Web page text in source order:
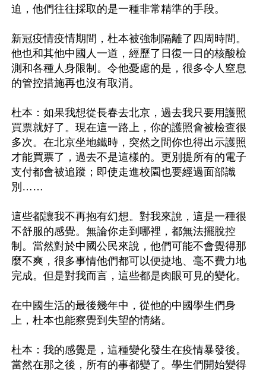
迫，他們往往採取的是一種非常精準的手段。
新冠疫情疫情期間，杜本被強制隔離了四周時間。
他也和其他中國人一道，經歷了日復一日的核酸檢
測和各種人身限制。令他憂慮的是，很多令人窒息
的管控措施再也沒有取消。
杜本：如果我想從長春去北京，過去我只要用護照
買票就好了。現在這一路上，你的護照會被檢查很
多次。在北京坐地鐵時，突然之間你也得出示護照
才能買票了，過去不是這樣的。更別提所有的電子
支付都會被追蹤；即使走進校園也要經過面部識
別……
這些都讓我不再抱有幻想。對我來說，這是一種很
不舒服的感覺。無論你走到哪裡，都無法擺脫控
制。當然對於中國公民來說，他們可能不會覺得那
麼不爽，很多事情他們都可以便捷地、毫不費力地
完成。但是對我而言，這些都是肉眼可見的變化。
在中國生活的最後幾年中，從他的中國學生們身
上，杜本也能察覺到失望的情緒。
杜本：我的感覺是，這種變化發生在疫情暴發後。
當然在那之後，所有的事都變了。學生們開始變得